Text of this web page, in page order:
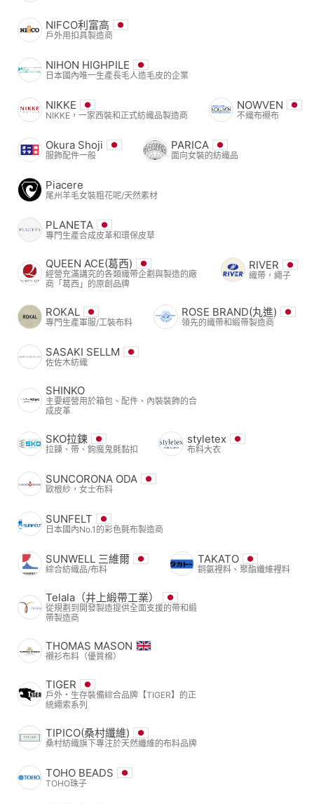
NIFCO利富高
戶外用扣具製造商
NIHON HIGHPILE
日本國內唯一生產長毛人造毛皮的企業
NIKKE
NIKKE，一家西裝和正式紡織品製造商
NOWVEN
不織布襯布
Okura Shoji
服飾配件一般
PARICA
面向女裝的紡織品
Piacere
尾州羊毛女裝粗花呢/天然素材
PLANETA
專門生產合成皮革和環保皮草
QUEEN ACE(葛西)
經營充滿講究的各類織帶企劃與製造的廠
商「葛西」的原創品牌
RIVER
織帶，繩子
ROKAL
專門生產軍服/工裝布料
ROSE BRAND(丸進)
領先的織帶和緞帶製造商
SASAKI SELLM
佐佐木紡織
SHINKO
主要經營用於箱包、配件、內裝裝飾的合
成皮革
SKO拉鍊
拉鍊、帶、鉤魔鬼氈黏扣
styletex
布料大衣
SUNCORONA ODA
歐根紗，女士布料
SUNFELT
日本國內No.1的彩色氈布製造商
SUNWELL 三維爾
綜合紡織品/布料
TAKATO
銅氨裡料、聚酯纖維裡料
Telala（井上緞帶工業）
從規劃到開發製造提供全面支援的帶和緞
帶製造商
THOMAS MASON
襯衫布料（優質棉）
TIGER
戶外・生存裝備綜合品牌【TIGER】的正
統繩索系列
TIPICO(桑村纖維)
桑村紡織旗下專注於天然纖維的布料品牌
TOHO BEADS
TOHO珠子